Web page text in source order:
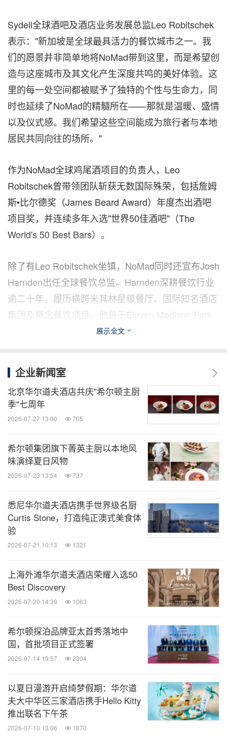
Sydell全球酒吧及酒店业务发展总监Leo Robitschek
表示："新加坡是全球最具活力的餐饮城市之一。我
们的愿景并非简单地将NoMad带到这里，而是希望创
造与这座城市及其文化产生深度共鸣的美好体验。这
里的每一处空间都被赋予了独特的个性与生命力，同
时也延续了NoMad的精髓所在——那就是温暖、盛情
以及仪式感。我们希望这些空间能成为旅行者与本地
居民共同向往的场所。"
作为NoMad全球鸡尾酒项目的负责人，Leo
Robitschek曾带领团队斩获无数国际殊荣，包括詹姆
斯•比尔德奖（James Beard Award）年度杰出酒吧
项目奖，并连续多年入选"世界50佳酒吧"（The
World's 50 Best Bars）。
除了有Leo Robitschek坐镇，NoMad同时还宣布Josh
Harnden出任全球餐饮总监。Harnden深耕餐饮行业
逾二十年，履历横跨米其林星级餐厅、国际知名酒店
集团及概念餐饮项目。他曾于Eleven Madison Park
担任合伙人兼创意餐饮总监，亦曾任职于One White
Harnden将全面负责NoMad餐饮在全球范围内的持续
发展，把控菜单方向、制定运营标准并提升餐饮创
意，其还将亲自负责希尔顿NoMad新加坡酒店的餐饮
不仅如此，主厨Lorenz Hoja也将加入，出任希尔顿
NoMad新加坡酒店餐饮总监。Lorenz Hoja拥有丰富
利、马尔代夫及新加坡等全球最负盛名的顶级厨房。
他曾与传奇主厨Joël Robuchon共事逾十年，其中包
括任职于新加坡米其林二星餐厅L'Atelier de Joël
与技艺为核心的卓越标准。
作为希尔顿NoMad新加坡酒店餐饮总监，Lorenz推
久回忆。他将主导酒店餐饮发展，致力于融合世界级
的烹饪技艺、探索精神以及NoMad一贯的温暖与热情
同时，NoMad宣布任命Bernardo de la Garza为希尔
顿NoMad新加坡酒店总经理。Bernardo拥有超过18
年国际酒店业管理经验，深耕奢华与生活方式品牌，
展示全文
企业新闻室
北京华尔道夫酒店共庆"希尔顿主厨
季"七周年
2026-07-27 13:00 705
希尔顿集团旗下菁英主厨以本地风
味演绎夏日风物
2026-07-23 13:54 737
悉尼华尔道夫酒店携手世界级名厨
Curtis Stone，打造纯正澳式美食体
验
2026-07-21 10:13 1321
上海外滩华尔道夫酒店荣耀入选50
Best Discovery
2026-07-20 14:39 1063
希尔顿探泊品牌亚太首秀落地中
国，首批项目正式签署
2026-07-14 19:57 2304
以夏日漫游开启绮梦假期：华尔道
夫大中华区三家酒店携手Hello Kitty
推出联名下午茶
2026-07-10 13:06 1870